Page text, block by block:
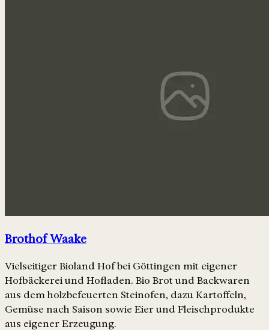
Brothof Waake
Vielseitiger Bioland Hof bei Göttingen mit eigener
Hofbäckerei und Hofladen. Bio Brot und Backwaren
aus dem holzbefeuerten Steinofen, dazu Kartoffeln,
Gemüse nach Saison sowie Eier und Fleischprodukte
aus eigener Erzeugung.